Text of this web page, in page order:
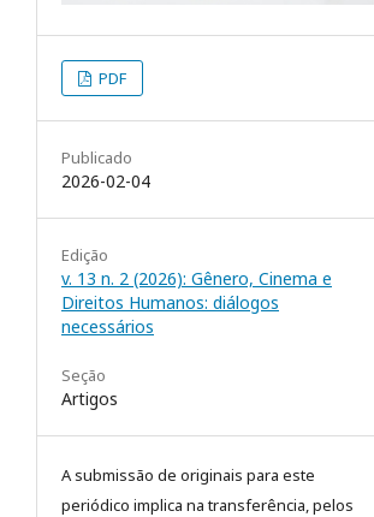
PDF
Publicado
2026-02-04
Edição
v. 13 n. 2 (2026): Gênero, Cinema e
Direitos Humanos: diálogos
necessários
Seção
Artigos
A submissão de originais para este
periódico implica na transferência, pelos